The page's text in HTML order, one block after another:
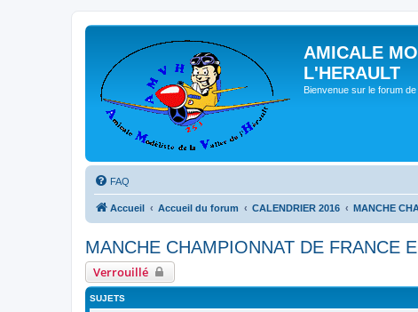
AMICALE
L'HERAULT
Bienvenue sur le forum de
FAQ
Accueil Accueil du forum CALENDRIER 2016 MANCHE
MANCHE CHAMPIONNAT DE FRANCE
Verrouillé
SUJETS